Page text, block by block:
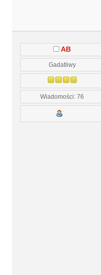
AB
Gadatliwy
Wiadomości: 76